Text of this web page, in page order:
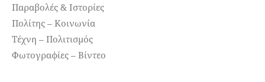
Παραβολές & Ιστορίες
Πολίτης – Κοινωνία
Τέχνη – Πολιτισμός
Φωτογραφίες – Βίντεο